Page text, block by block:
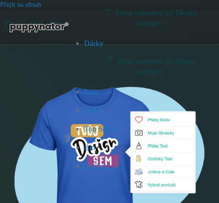
Přejít na obsah
Show submenu for Dětské
category
Dárky
Show submenu for Dárky
category
Sale
New
Top Seller
Bio
Motivy